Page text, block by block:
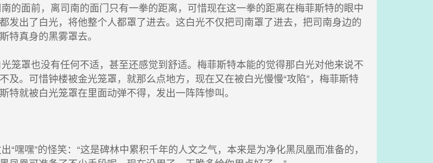
的面前，离司南的面门只有一拳的距离，可惜现在这一拳的距离在梅菲斯特的眼中
发出了白光，将他整个人都罩了进去。这白光不仅把司南罩了进去，把司南身边的
特真身的黑雾罩去。
笼罩也没有任何不适，甚至还感觉到舒适。梅菲斯特本能的觉得那白光对他来说不
及。可惜钟楼被金光笼罩，就那么点地方，现在又在被白光慢慢“攻陷”，梅菲斯特
特就被白光笼罩在里面动弹不得，发出一阵阵惨叫。
嘿嘿”的怪笑：“这是碑林中累积千年的人文之气，本来是为净化黑凤凰而准备的，